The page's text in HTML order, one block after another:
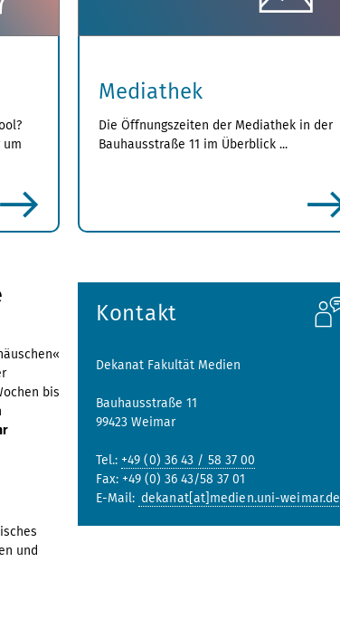
um
Mediathek
Die Öffnungszeiten der Mediathek in der
Bauhausstraße 11 im Überblick ...
bis
und
Kontakt
Dekanat Fakultät Medien
Bauhausstraße 11
99423 Weimar
Tel.: +49 (0) 36 43 / 58 37 00
Fax: +49 (0) 36 43/58 37 01
E-Mail: dekanat[at]medien.uni-weimar.de